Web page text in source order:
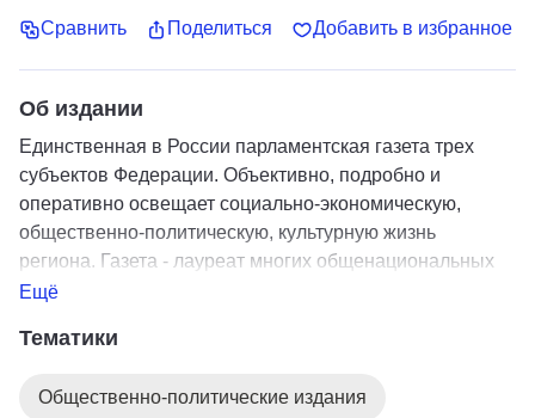
Сравнить Поделиться Добавить в избранное
Об издании
Единственная в России парламентская газета трех
субъектов Федерации. Объективно, подробно и
оперативно освещает социально-экономическую,
общественно-политическую, культурную жизнь
региона. Газета - лауреат многих общенациональных
конкурсов.
Ещё
Тематики
Общественно-политические издания